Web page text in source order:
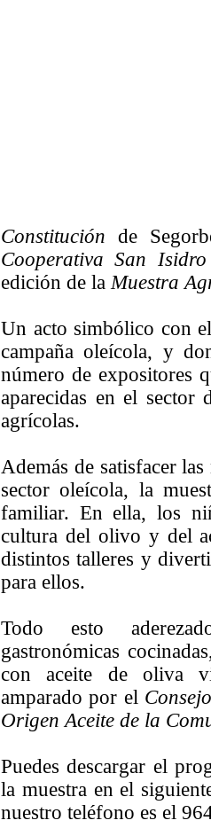
Constitución de
Cooperativa San
edición de laMuestra
Un acto simbólico con
campaña oleícola, y
número de expositores
aparecidas en el sector
agrícolas.
Además de satisfacer
sector oleícola, la
familiar. En ella, los
cultura del olivo y del
distintos talleres y
para ellos.
Todo esto
gastronómicas
con aceite de oliva
amparado por el
Origen Aceite de la
Puedes descargar el
la muestra en el
nuestro teléfono es el